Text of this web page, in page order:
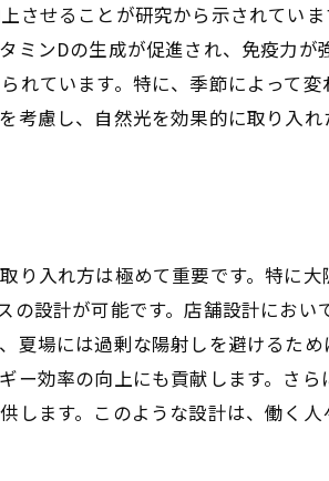
レイアウト変更が生産性に与える影響
スタッフの意見を反映した店舗設計
府で実現する最新トレンドを取り入れ
最新技術を活用した空間の演出例
未来志向のワークスペース作りの秘訣
ス環境を快適にする店舗設計の要
快適な環境作りのための基本要素
させることが研究から示されてい
ミンDの生成が促進され、免疫力
れています。特に、季節によって
考慮し、自然光を効果的に取り入
り入れ方は極めて重要です。特に
の設計が可能です。店舗設計にお
夏場には過剰な陽射しを避けるた
ー効率の向上にも貢献します。さ
します。このような設計は、働く